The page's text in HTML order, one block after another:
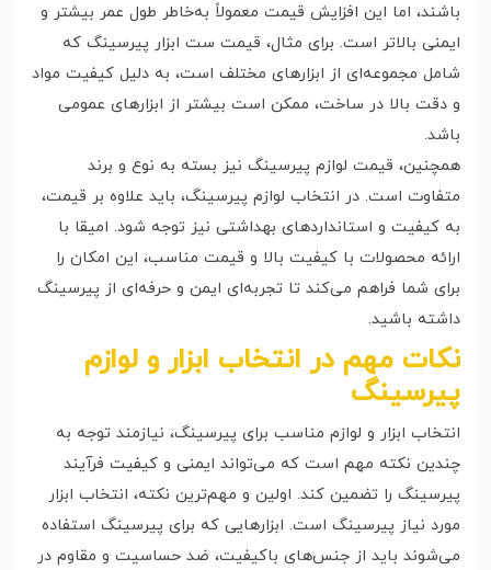
باشند، اما این افزایش قیمت معمولاً به‌خاطر طول عمر بیشتر و
ایمنی بالاتر است. برای مثال، قیمت ست ابزار پیرسینگ که
شامل مجموعه‌ای از ابزارهای مختلف است، به دلیل کیفیت مواد
و دقت بالا در ساخت، ممکن است بیشتر از ابزارهای عمومی
باشد.
همچنین، قیمت لوازم پیرسینگ نیز بسته به نوع و برند
متفاوت است. در انتخاب لوازم پیرسینگ، باید علاوه بر قیمت،
به کیفیت و استانداردهای بهداشتی نیز توجه شود. امیقا با
ارائه محصولات با کیفیت بالا و قیمت مناسب، این امکان را
برای شما فراهم می‌کند تا تجربه‌ای ایمن و حرفه‌ای از پیرسینگ
داشته باشید.
نکات مهم در انتخاب ابزار و لوازم
پیرسینگ
انتخاب ابزار و لوازم مناسب برای پیرسینگ، نیازمند توجه به
چندین نکته مهم است که می‌تواند ایمنی و کیفیت فرآیند
پیرسینگ را تضمین کند. اولین و مهم‌ترین نکته، انتخاب ابزار
مورد نیاز پیرسینگ است. ابزارهایی که برای پیرسینگ استفاده
می‌شوند باید از جنس‌های باکیفیت، ضد حساسیت و مقاوم در